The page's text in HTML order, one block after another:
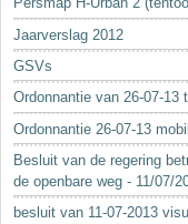
Jaarverslag 2012
GSVs
Ordonnantie van 26-07-13
Ordonnantie 26-07-13
Besluit van de regering
de openbare weg - 11/07/
besluit van 11-07-2013